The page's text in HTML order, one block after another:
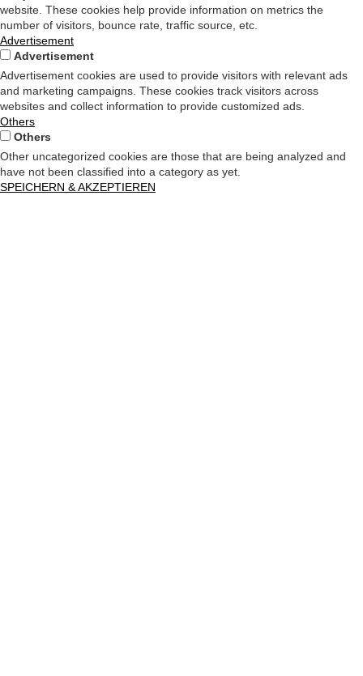
website. These cookies help provide information on metrics the
number of visitors, bounce rate, traffic source, etc.
Advertisement
Advertisement
Advertisement cookies are used to provide visitors with relevant ads
and marketing campaigns. These cookies track visitors across
websites and collect information to provide customized ads.
Others
Others
Other uncategorized cookies are those that are being analyzed and
have not been classified into a category as yet.
SPEICHERN & AKZEPTIEREN